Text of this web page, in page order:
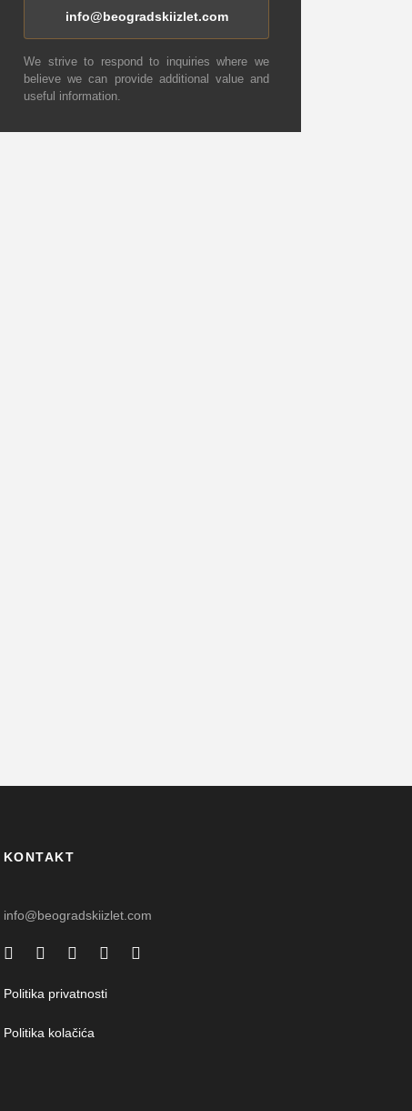
info@beogradskiizlet.com
We strive to respond to inquiries where we
believe we can provide additional value and
useful information.
KONTAKT
info@beogradskiizlet.com
Politika privatnosti
Politika kolačića